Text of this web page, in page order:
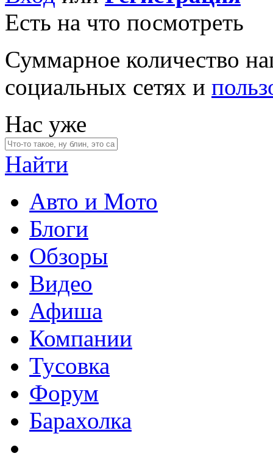
Есть на что посмотреть
Суммарное количество
социальных сетях и
Нас уже
Найти
Авто и Мото
Блоги
Обзоры
Видео
Афиша
Компании
Тусовка
Форум
Барахолка